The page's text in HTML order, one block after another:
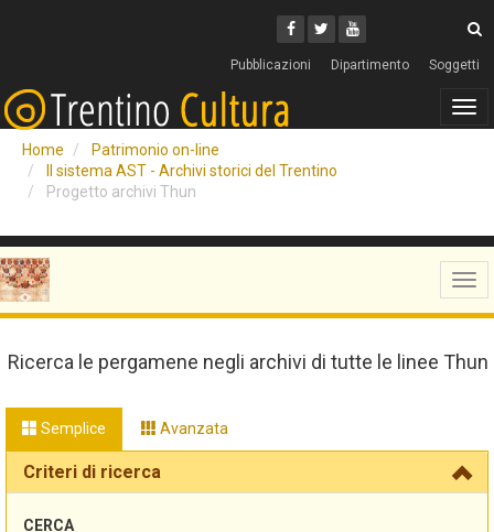
Facebook
Twitter
Youtube
Pubblicazioni Dipartimento Soggetti
Home
Patrimonio on-line
Il sistema AST - Archivi storici del Trentino
Progetto archivi Thun
Ricerca le pergamene negli archivi di tutte le linee Thun
Semplice Avanzata
Criteri di ricerca
CERCA